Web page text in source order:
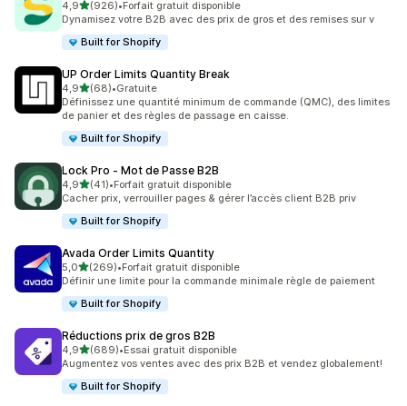
4,9étoile(s) sur 5
(926)
926 avis au total
•Forfait gratuit disponible
Dynamisez votre B2B avec des prix de gros et des remises sur v
Built for Shopify
UP Order Limits Quantity Break
4,9étoile(s) sur 5
(68)
68 avis au total
•Gratuite
Définissez une quantité minimum de commande (QMC), des limites
de panier et des règles de passage en caisse.
Built for Shopify
Lock Pro ‑ Mot de Passe B2B
4,9étoile(s) sur 5
(41)
41 avis au total
•Forfait gratuit disponible
Cacher prix, verrouiller pages & gérer l’accès client B2B priv
Built for Shopify
Avada Order Limits Quantity
5,0étoile(s) sur 5
(269)
269 avis au total
•Forfait gratuit disponible
Définir une limite pour la commande minimale règle de paiement
Built for Shopify
Réductions prix de gros B2B
4,9étoile(s) sur 5
(689)
689 avis au total
•Essai gratuit disponible
Augmentez vos ventes avec des prix B2B et vendez globalement!
Built for Shopify